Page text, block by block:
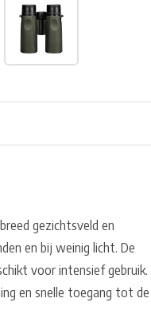
gezichtsveld en
en bij weinig licht. De
voor intensief gebruik.
en snelle toegang tot de